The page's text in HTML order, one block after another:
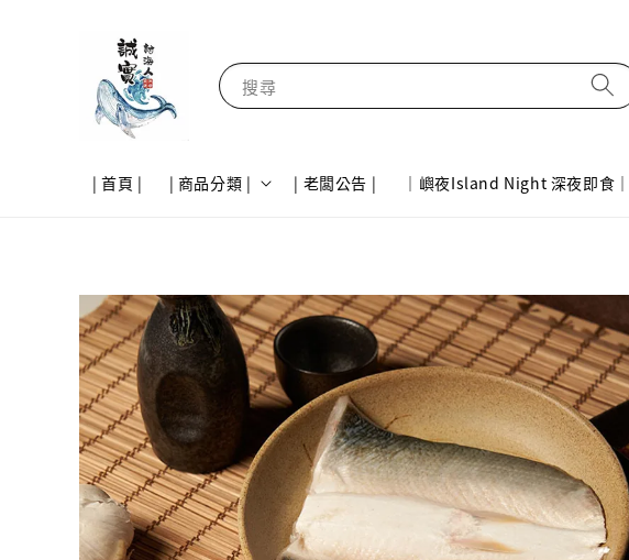
搜尋
| 首頁 | | 商品分類 | | 老闆公告 | ｜嶼夜Island Night 深夜即食｜